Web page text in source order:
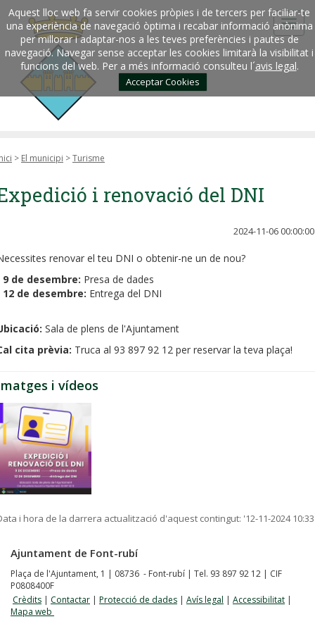
Aquest lloc web fa servir cookies pròpies i de tercers per faciliar-te
una experiència de navegació òptima i recabar informació anònima
per millorar i adaptar-nos a les teves preferències i pautes de
navegació. Navegar sense acceptar les cookies limitarà la visibilitat i
funcions del web. Per a més informació consulteu l´avis legal.
Acceptar Cookies
> El municipi >Turisme
i renovació del DNI
2024-11-06 00:00:00
renovar el teu DNI o obtenir-ne un de nou?
9 de desembre: Presa de dades
12 de desembre: Entrega del DNI
Sala de plens de l'Ajuntament
cita prèvia: Truca al 93 897 92 12 per reservar la teva plaça!
i vídeos
i hora de la darrera actualització d'aquest contingut: '12-11-2024 10:33
Ajuntament de Font-rubí
Plaça de l'Ajuntament, 1 | 08736 - Font-rubí | Tel. 93 897 92 12 | CIF
P0808400F
Crèdits | Contactar | Protecció de dades | Avís legal | Accessibilitat |
Mapa web